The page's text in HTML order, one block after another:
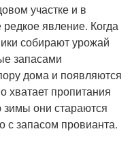
участке и в
явление. Когда
собирают урожай
запасами
дома и появляются
хватает пропитания
зимы они стараются
с запасом провианта.